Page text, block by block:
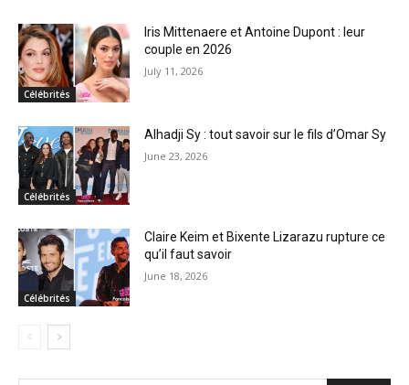
Célébrités
Iris Mittenaere et Antoine Dupont : leur
couple en 2026
July 11, 2026
Célébrités
Alhadji Sy : tout savoir sur le fils d’Omar Sy
June 23, 2026
Célébrités
Claire Keim et Bixente Lizarazu rupture ce
qu’il faut savoir
June 18, 2026